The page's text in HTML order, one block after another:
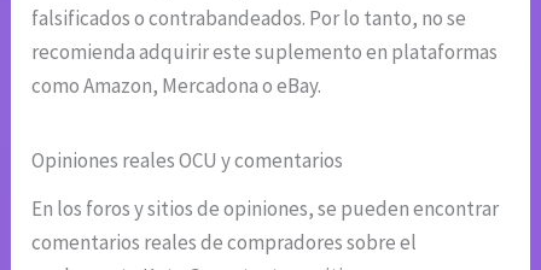
falsificados o contrabandeados. Por lo tanto, no se
recomienda adquirir este suplemento en plataformas
como Amazon, Mercadona o eBay.
Opiniones reales OCU y comentarios
En los foros y sitios de opiniones, se pueden encontrar
comentarios reales de compradores sobre el